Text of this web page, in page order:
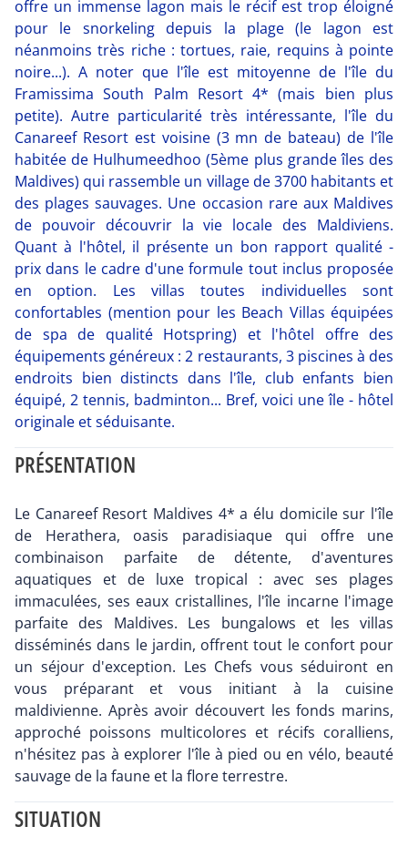
offre un immense lagon mais le récif est trop éloigné
pour le snorkeling depuis la plage (le lagon est
néanmoins très riche : tortues, raie, requins à pointe
noire...). A noter que l'île est mitoyenne de l'île du
Framissima South Palm Resort 4* (mais bien plus
petite). Autre particularité très intéressante, l'île du
Canareef Resort est voisine (3 mn de bateau) de l'île
habitée de Hulhumeedhoo (5ème plus grande îles des
Maldives) qui rassemble un village de 3700 habitants et
des plages sauvages. Une occasion rare aux Maldives
de pouvoir découvrir la vie locale des Maldiviens.
Quant à l'hôtel, il présente un bon rapport qualité -
prix dans le cadre d'une formule tout inclus proposée
en option. Les villas toutes individuelles sont
confortables (mention pour les Beach Villas équipées
de spa de qualité Hotspring) et l'hôtel offre des
équipements généreux : 2 restaurants, 3 piscines à des
endroits bien distincts dans l'île, club enfants bien
équipé, 2 tennis, badminton... Bref, voici une île - hôtel
originale et séduisante.
PRÉSENTATION
Le Canareef Resort Maldives 4* a élu domicile sur l'île
de Herathera, oasis paradisiaque qui offre une
combinaison parfaite de détente, d'aventures
aquatiques et de luxe tropical : avec ses plages
immaculées, ses eaux cristallines, l'île incarne l'image
parfaite des Maldives. Les bungalows et les villas
disséminés dans le jardin, offrent tout le confort pour
un séjour d'exception. Les Chefs vous séduiront en
vous préparant et vous initiant à la cuisine
maldivienne. Après avoir découvert les fonds marins,
approché poissons multicolores et récifs coralliens,
n'hésitez pas à explorer l'île à pied ou en vélo, beauté
sauvage de la faune et la flore terrestre.
SITUATION